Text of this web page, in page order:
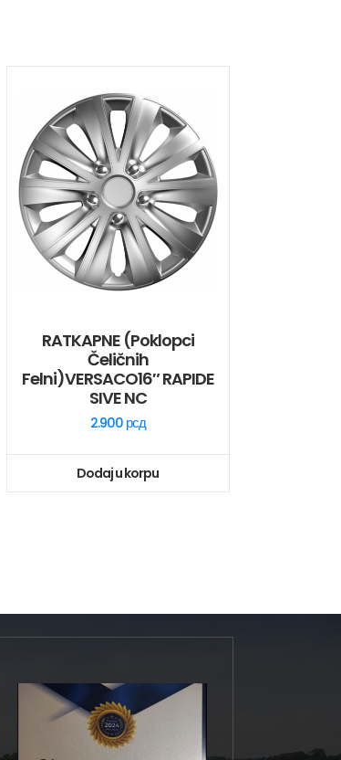
RATKAPNE (poklopci
Čeličnih
Felni)VERSACO16″ RAPIDE
SIVE NC
2.900 рсд
Dodaj u korpu